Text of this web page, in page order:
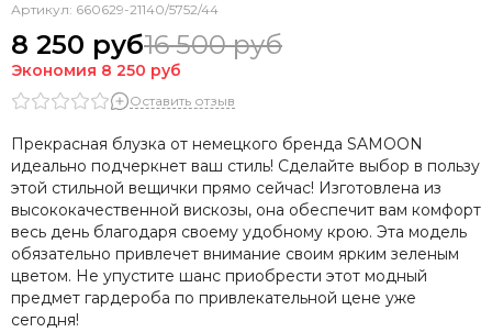
Артикул: 660629-21140/5752/44
8 250 руб16 500 руб
Экономия 8 250 руб
Оставить отзыв
Прекрасная блузка от немецкого бренда SAMOON
идеально подчеркнет ваш стиль! Сделайте выбор в пользу
этой стильной вещички прямо сейчас! Изготовлена из
высококачественной вискозы, она обеспечит вам комфорт
весь день благодаря своему удобному крою. Эта модель
обязательно привлечет внимание своим ярким зеленым
цветом. Не упустите шанс приобрести этот модный
предмет гардероба по привлекательной цене уже
сегодня!